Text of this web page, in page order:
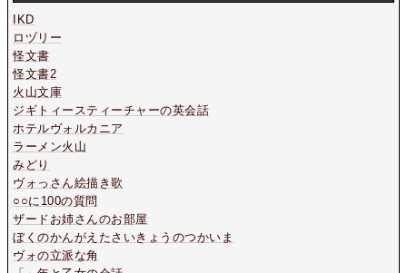
IKD
ロヅリー
怪文書
怪文書2
火山文庫
ジギトィースティーチャーの英会話
ホテルヴォルカニア
ラーメン火山
みどり
ヴォっさん絵描き歌
○○に100の質問
ザードお姉さんのお部屋
ぼくのかんがえたさいきょうのつかいま
ヴォの立派な角